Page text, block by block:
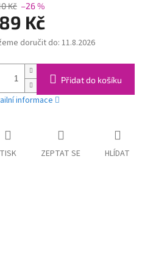
Kč –26 %
Kč
doručit do:11.8.2026
Přidat do košíku
informace
TISK ZEPTAT SE HLÍDAT